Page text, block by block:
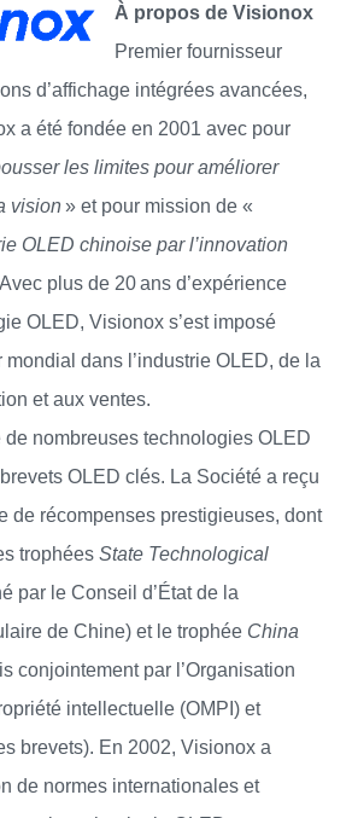
À propos de Visionox
Premier fournisseur
d’affichage intégrées avancées,
a été fondée en 2001 avec pour
les limites pour améliorer
vision» et pour mission de «
OLED chinoise par l’innovation
plus de 20 ans d’expérience
OLED, Visionox s’est imposé
dans l’industrie OLED, de la
et aux ventes.
nombreuses technologies OLED
OLED clés. La Société a reçu
de récompenses prestigieuses, dont
trophées State Technological
par le Conseil d’État de la
de Chine) et le trophée China
conjointement par l’Organisation
intellectuelle (OMPI) et
brevets). En 2002, Visionox a
de normes internationales et